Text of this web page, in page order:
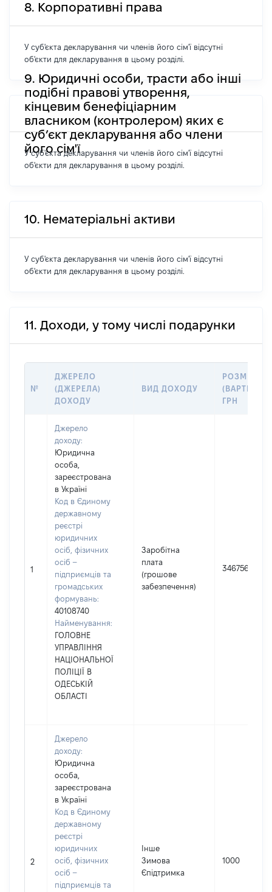
8. Корпоративні права
У суб'єкта декларування чи членів його сім'ї відсутні
об'єкти для декларування в цьому розділі.
9. Юридичні особи, трасти або інші
подібні правові утворення,
кінцевим бенефіціарним
власником (контролером) яких є
суб’єкт декларування або члени
його сім'ї
У суб'єкта декларування чи членів його сім'ї відсутні
об'єкти для декларування в цьому розділі.
10. Нематеріальні активи
У суб'єкта декларування чи членів його сім'ї відсутні
об'єкти для декларування в цьому розділі.
11. Доходи, у тому числі подарунки
№
ДЖЕРЕЛО
(ДЖЕРЕЛА)
ДОХОДУ
ВИД ДОХОДУ
РОЗМІР
(ВАРТІСТЬ),
ГРН
1
Джерело
доходу:
Юридична
особа,
зареєстрована
в Україні
Код в Єдиному
державному
реєстрі
юридичних
осіб, фізичних
осіб –
підприємців та
громадських
формувань:
40108740
Найменування:
ГОЛОВНЕ
УПРАВЛІННЯ
НАЦІОНАЛЬНОЇ
ПОЛІЦІЇ В
ОДЕСЬКІЙ
ОБЛАСТІ
Заробітна
плата
(грошове
забезпечення)
346756
2
Джерело
доходу:
Юридична
особа,
зареєстрована
в Україні
Код в Єдиному
державному
реєстрі
юридичних
осіб, фізичних
осіб –
підприємців та
Інше
Зимова
Єпідтримка
1000